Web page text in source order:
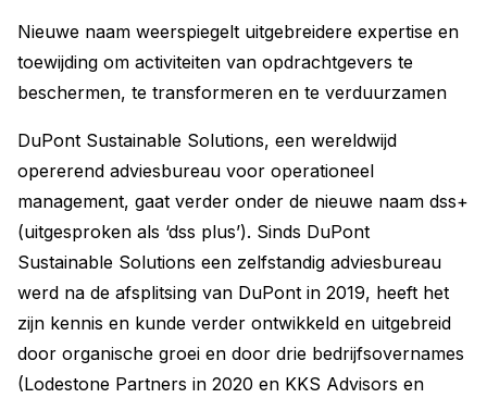
Nieuwe naam weerspiegelt uitgebreidere expertise en
toewijding om activiteiten van opdrachtgevers te
beschermen, te transformeren en te verduurzamen
DuPont Sustainable Solutions, een wereldwijd
opererend adviesbureau voor operationeel
management, gaat verder onder de nieuwe naam dss+
(uitgesproken als ‘dss plus’). Sinds DuPont
Sustainable Solutions een zelfstandig adviesbureau
werd na de afsplitsing van DuPont in 2019, heeft het
zijn kennis en kunde verder ontwikkeld en uitgebreid
door organische groei en door drie bedrijfsovernames
(Lodestone Partners in 2020 en KKS Advisors en